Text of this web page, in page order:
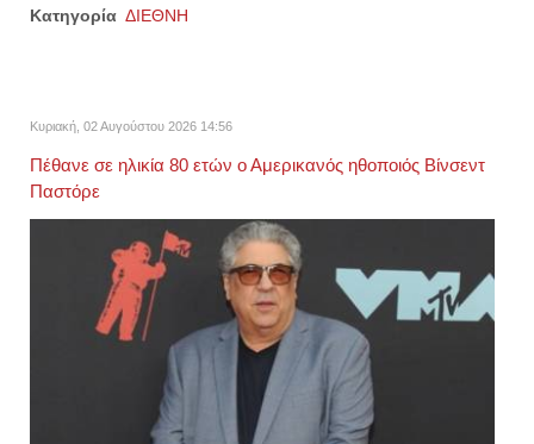
Κατηγορία ΔΙΕΘΝΗ
Κυριακή, 02 Αυγούστου 2026 14:56
Πέθανε σε ηλικία 80 ετών ο Αμερικανός ηθοποιός Βίνσεντ
Παστόρε